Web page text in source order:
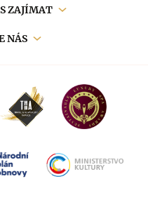
ZAJÍMAT
NÁS